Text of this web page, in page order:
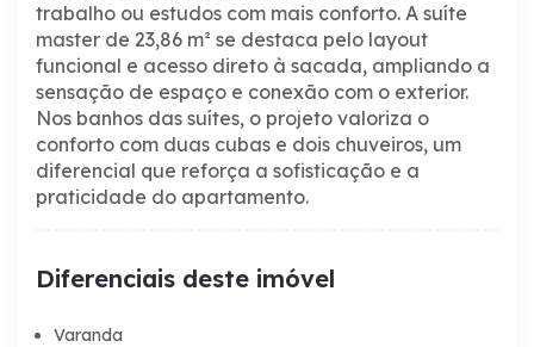
trabalho ou estudos com mais conforto. A suíte
master de 23,86 m² se destaca pelo layout
funcional e acesso direto à sacada, ampliando a
sensação de espaço e conexão com o exterior.
Nos banhos das suítes, o projeto valoriza o
conforto com duas cubas e dois chuveiros, um
diferencial que reforça a sofisticação e a
praticidade do apartamento.
Diferenciais deste imóvel
Varanda